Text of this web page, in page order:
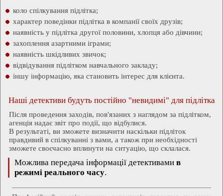
коло спілкування підлітка;
характер поведінки підлітка в компанії своїх друзів;
наявність у підлітка другої половини, хлопця або дівчини;
захоплення азартними іграми;
наявність шкідливих звичок;
відвідування підлітком навчального закладу;
іншу інформацію, яка становить інтерес для клієнта.
Наші детективи будуть постійно "невидимі" для підлітка
Після проведення заходів, пов'язаних з наглядом за підлітком,
агенція надає звіт про події, що відбулися.
В результаті, ви зможете визначити наскільки підліток
правдивий в спілкуванні з вами, а також при необхідності
зможете своєчасно вплинути на ситуацію, що склалася.
Можлива передача інформації детективами в
режимі реального часу.